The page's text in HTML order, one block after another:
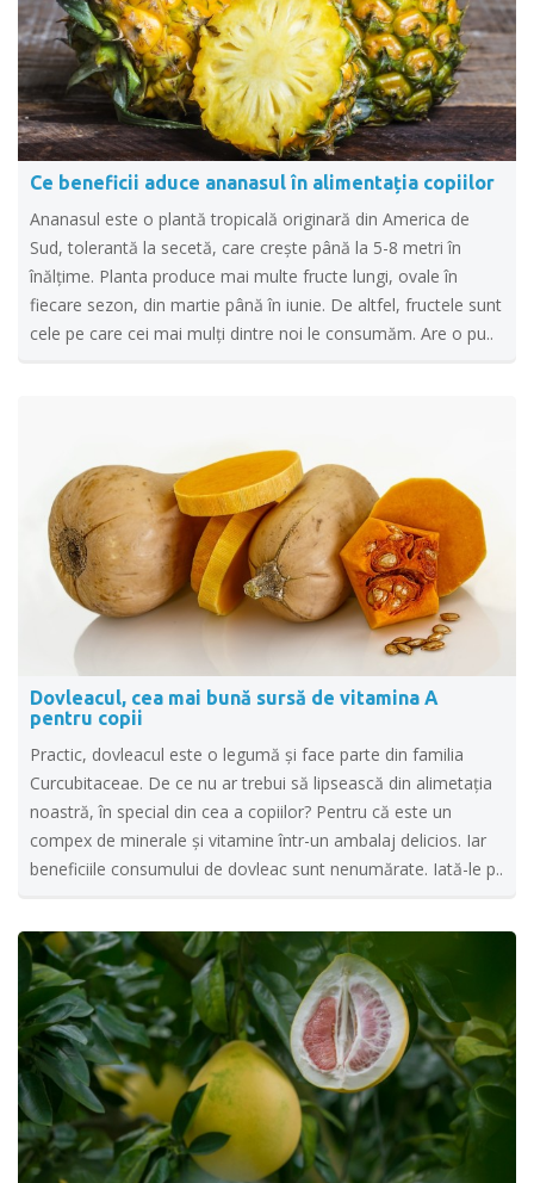
Ce beneficii aduce ananasul în alimentația copiilor
Ananasul este o plantă tropicală originară din America de
Sud, tolerantă la secetă, care creşte până la 5-8 metri în
înălţime. Planta produce mai multe fructe lungi, ovale în
fiecare sezon, din martie până în iunie. De altfel, fructele sunt
cele pe care cei mai mulți dintre noi le consumăm. Are o pu..
Dovleacul, cea mai bună sursă de vitamina A
pentru copii
Practic, dovleacul este o legumă şi face parte din familia
Curcubitaceae. De ce nu ar trebui să lipsească din alimetația
noastră, în special din cea a copiilor? Pentru că este un
compex de minerale şi vitamine într-un ambalaj delicios. Iar
beneficiile consumului de dovleac sunt nenumărate. Iată-le p..